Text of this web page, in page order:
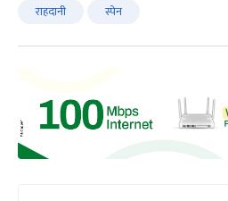
राहदानी स्पेन